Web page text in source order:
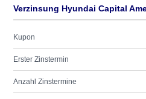
Verzinsung Hyundai Capital
Kupon
Erster Zinstermin
Anzahl Zinstermine